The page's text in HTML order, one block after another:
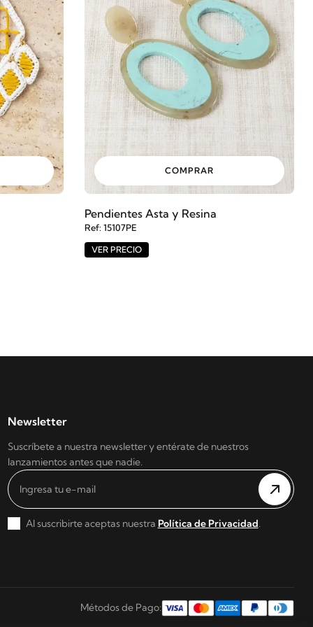
COMPRAR
Pendientes Asta y Resina
Ref: 15107PE
VER PRECIO
Newsletter
Suscríbete a nuestra newsletter y entérate de nuestros
lanzamientos antes que nadie.
Al suscribirte aceptas nuestra Política de Privacidad.
Métodos de Pago: